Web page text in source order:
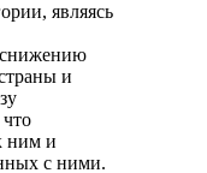
являясь
снижению
и
ним и
с ними.